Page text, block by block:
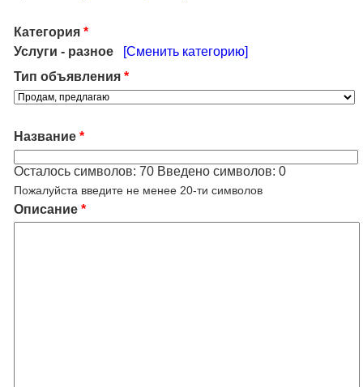
Категория *
Услуги - разное
[Сменить категорию]
Тип объявления *
Название *
Осталось символов: 70 Введено символов: 0
Пожалуйста введите не менее 20-ти символов
Описание *